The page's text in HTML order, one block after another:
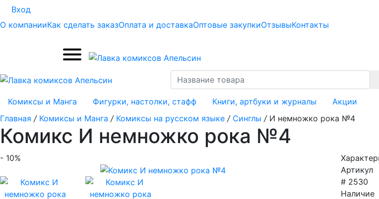
Вход
О компанииКак сделать заказОплата и доставкаОптовые закупкиОтзывыКонтакты
Комиксы и Манга
Фигурки, настолки, стафф Книги, артбуки и журналы
Акции
Главная / Комиксы и Манга / Комиксы на русском языке / Синглы / И немножко рока №4
Комикс И немножко рока №4
- 10%
Артикул
# 2530
Наличие